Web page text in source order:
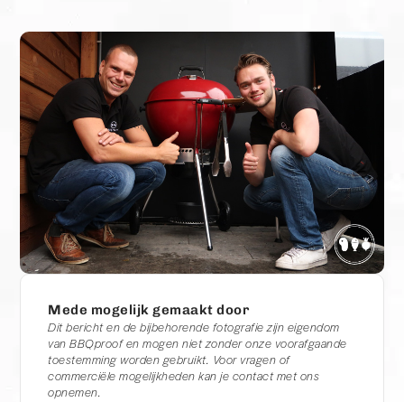
Mede mogelijk gemaakt door
Dit bericht en de bijbehorende fotografie zijn eigendom
van BBQproof en mogen niet zonder onze voorafgaande
toestemming worden gebruikt. Voor vragen of
commerciële mogelijkheden kan je contact met ons
opnemen.